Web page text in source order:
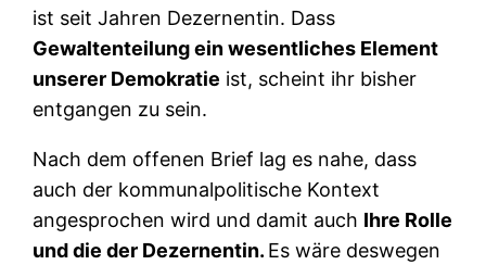
ist seit Jahren Dezernentin. Dass
Gewaltenteilung ein wesentliches Element
unserer Demokratie ist, scheint ihr bisher
entgangen zu sein.
Nach dem offenen Brief lag es nahe, dass
auch der kommunalpolitische Kontext
angesprochen wird und damit auch Ihre Rolle
und die der Dezernentin. Es wäre deswegen